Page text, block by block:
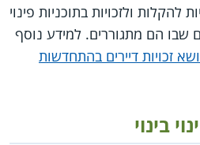
להקלות ולזכויות בתוכניות פינוי
שבו הם מתגוררים. למידע נוסף
זכויות דיירים בהתחדשות
בינוי